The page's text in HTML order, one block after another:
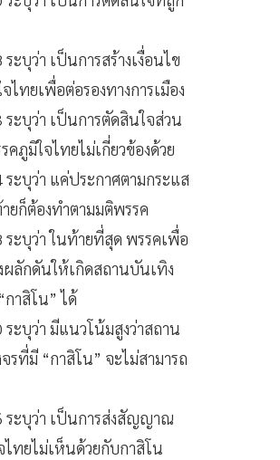
ะบุว่า เป็นการสร้างเงื่อนไข
ไทยเพื่อต่อรองทางการเมือง
ระบุว่า เป็นการตัดสินใจส่วน
คภูมิใจไทยไม่เกี่ยวข้องด้วย
ระบุว่า แค่ประกาศตามกระแส
ยก็ต้องทำตามมติพรรค
ระบุว่า ในท้ายที่สุด พรรคเพื่อ
ผลักดันให้เกิดสถานบันเทิง
กาสิโน” ได้
ระบุว่า มีแนวโน้มสูงว่าสถาน
รที่มี “กาสิโน” จะไม่สามารถ
ระบุว่า เป็นการส่งสัญญาณ
ไทยไม่เห็นด้วยกับกาสิโน